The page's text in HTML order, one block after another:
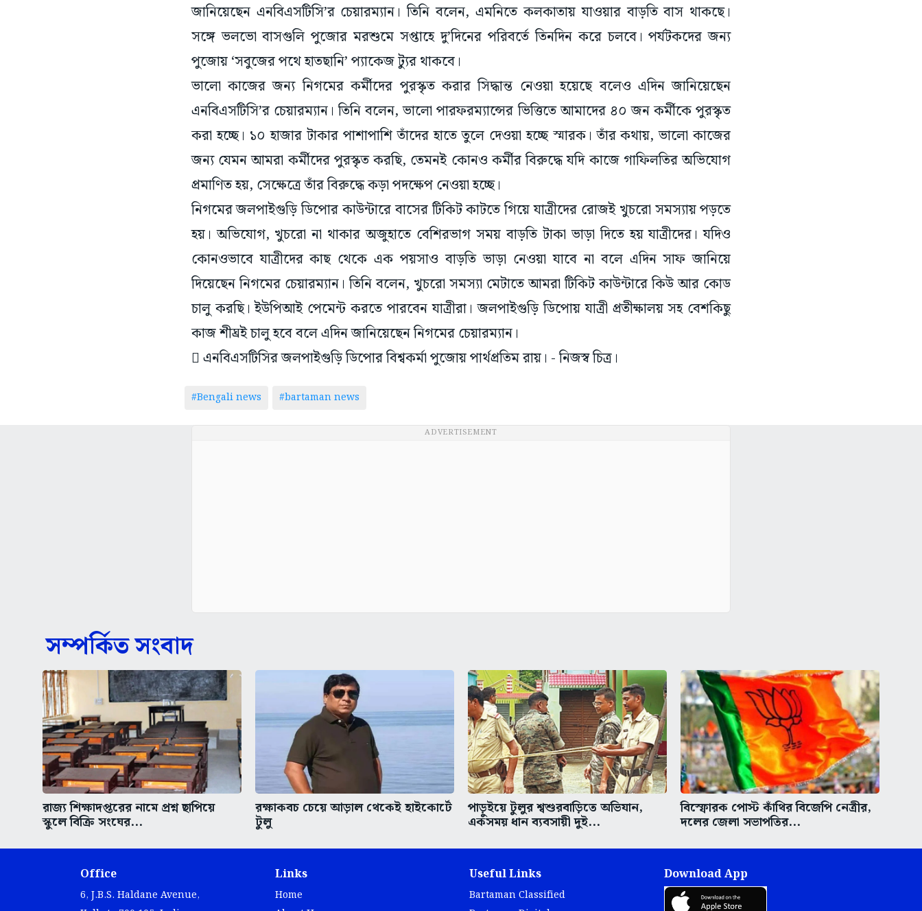
জানিয়েছেন এনবিএসটিসি’র চেয়ারম্যান। তিনি বলেন, এমনিতে কলকাতায় যাওয়ার বাড়তি বাস থাকছে।
সঙ্গে ভলভো বাসগুলি পুজোর মরশুমে সপ্তাহে দু’দিনের পরিবর্তে তিনদিন করে চলবে। পর্যটকদের জন্য
পুজোয় ‘সবুজের পথে হাতছানি’ প্যাকেজ ট্যুর থাকবে।
ভালো কাজের জন্য নিগমের কর্মীদের পুরস্কৃত করার সিদ্ধান্ত নেওয়া হয়েছে বলেও এদিন জানিয়েছেন
এনবিএসটিসি’র চেয়ারম্যান। তিনি বলেন, ভালো পারফরম্যান্সের ভিত্তিতে আমাদের ৪০ জন কর্মীকে পুরস্কৃত
করা হচ্ছে। ১০ হাজার টাকার পাশাপাশি তাঁদের হাতে তুলে দেওয়া হচ্ছে স্মারক। তাঁর কথায়, ভালো কাজের
জন্য যেমন আমরা কর্মীদের পুরস্কৃত করছি, তেমনই কোনও কর্মীর বিরুদ্ধে যদি কাজে গাফিলতির অভিযোগ
প্রমাণিত হয়, সেক্ষেত্রে তাঁর বিরুদ্ধে কড়া পদক্ষেপ নেওয়া হচ্ছে।
নিগমের জলপাইগুড়ি ডিপোর কাউন্টারে বাসের টিকিট কাটতে গিয়ে যাত্রীদের রোজই খুচরো সমস্যায় পড়তে
হয়। অভিযোগ, খুচরো না থাকার অজুহাতে বেশিরভাগ সময় বাড়তি টাকা ভাড়া দিতে হয় যাত্রীদের। যদিও
কোনওভাবে যাত্রীদের কাছ থেকে এক পয়সাও বাড়তি ভাড়া নেওয়া যাবে না বলে এদিন সাফ জানিয়ে
দিয়েছেন নিগমের চেয়ারম্যান। তিনি বলেন, খুচরো সমস্যা মেটাতে আমরা টিকিট কাউন্টারে কিউ আর কোড
চালু করছি। ইউপিআই পেমেন্ট করতে পারবেন যাত্রীরা। জলপাইগুড়ি ডিপোয় যাত্রী প্রতীক্ষালয় সহ বেশকিছু
কাজ শীঘ্রই চালু হবে বলে এদিন জানিয়েছেন নিগমের চেয়ারম্যান।
 এনবিএসটিসির জলপাইগুড়ি ডিপোর বিশ্বকর্মা পুজোয় পার্থপ্রতিম রায়। - নিজস্ব চিত্র।
#Bengali news #bartaman news
ADVERTISEMENT
সম্পর্কিত সংবাদ
রাজ্য শিক্ষাদপ্তরের নামে প্রশ্ন ছাপিয়ে
স্কুলে বিক্রি সংঘের...
রক্ষাকবচ চেয়ে আড়াল থেকেই হাইকোর্টে
টুলু
পাড়ুইয়ে টুলুর শ্বশুরবাড়িতে অভিযান,
একসময় ধান ব্যবসায়ী দুই...
বিস্ফোরক পোস্ট কাঁথির বিজেপি নেত্রীর,
দলের জেলা সভাপতির...
Office
6, J.B.S. Haldane Avenue,
Links
Home
Useful Links
Bartaman Classified
Download App